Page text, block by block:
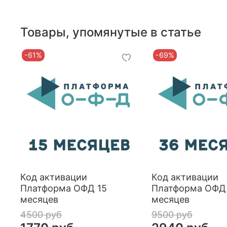
Товары, упомянутые в статье
-61%
Код активации
Платформа ОФД 15
месяцев
4500 руб
-69%
Код активации
Платформа ОФД
месяцев
9500 руб